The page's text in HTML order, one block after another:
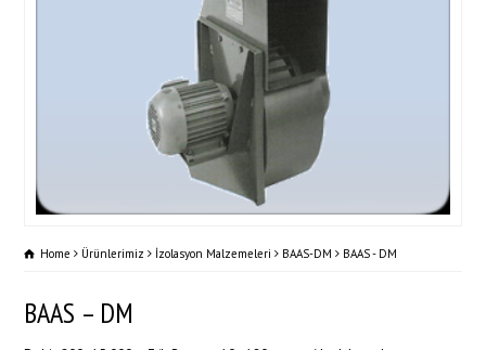
Home Ürünlerimiz İzolasyon Malzemeleri BAAS-DM BAAS - DM
BAAS – DM